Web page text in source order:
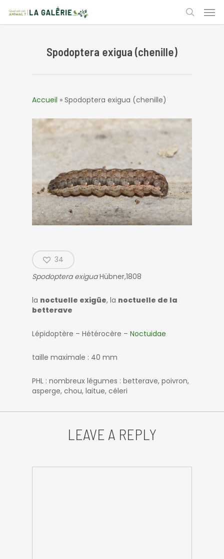
main
search
Spodoptera exigua (chenille)
Accueil » Spodoptera exigua (chenille)
34
Spodoptera exiguaHübner,1808
la noctuelle exigüe, la noctuelle de la
betterave
Lépidoptère – Hétérocère – Noctuidae
taille maximale : 40 mm
PHL : nombreux légumes : betterave, poivron,
asperge, chou, laitue, céleri
LEAVE A REPLY